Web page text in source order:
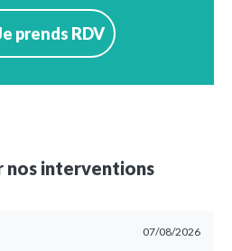
prends RDV
nos interventions
07/08/2026